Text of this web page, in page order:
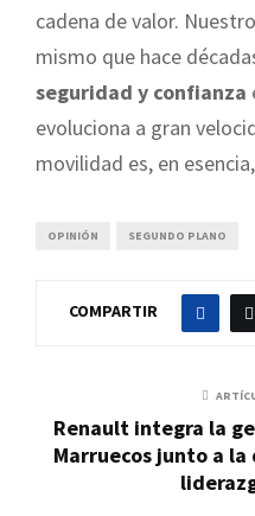
cadena de valor.
mismo que hace
seguridad y confianza
evoluciona a gran
movilidad es, en
OPINIÓN SEGUNDO PLANO
COMPARTIR
Renault integra la
Marruecos junto a la